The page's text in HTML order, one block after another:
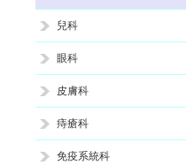
兒科
眼科
皮膚科
痔瘡科
免疫系統科